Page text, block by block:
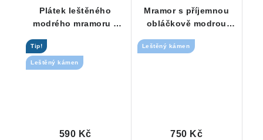
Plátek leštěného
modrého mramoru z
Tip!
Leštěný kámen
590 Kč
Mramor s příjemnou
obláčkově modrou
kresbou
Leštěný kámen
750 Kč